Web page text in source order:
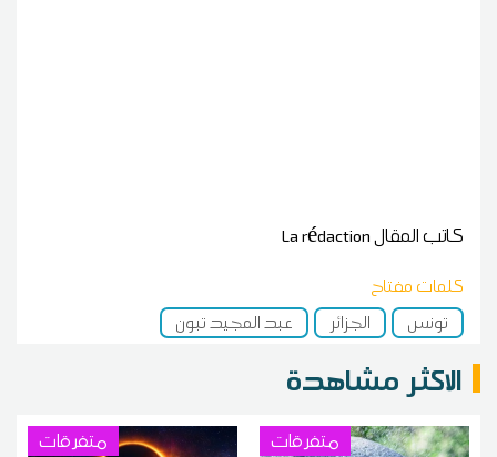
كاتب المقالLa rédaction
كلمات مفتاح
تونس
الجزائر عبد المجيد تبون
الاكثر مشاهدة
متفرقات متفرقات